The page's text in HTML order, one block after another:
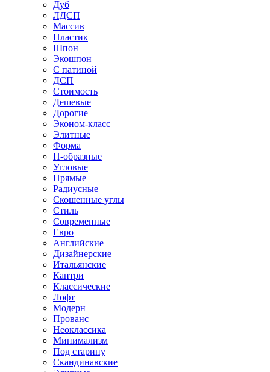
Дуб
ЛДСП
Массив
Пластик
Шпон
Экошпон
С патиной
ДСП
Стоимость
Дешевые
Дорогие
Эконом-класс
Элитные
Форма
П-образные
Угловые
Прямые
Радиусные
Скошенные углы
Стиль
Современные
Евро
Английские
Дизайнерские
Итальянские
Кантри
Классические
Лофт
Модерн
Прованс
Неоклассика
Минимализм
Под старину
Скандинавские